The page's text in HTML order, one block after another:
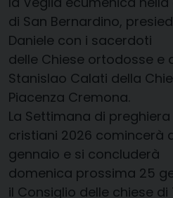
di San Bernardino,
Daniele con i sacerdoti
delle Chiese ortodosse e
Stanislao Calati della
Piacenza Cremona.
La Settimana di preghiera
cristiani 2026 comincerà
gennaio e si concluderà
domenica prossima 25
il Consiglio delle chiese